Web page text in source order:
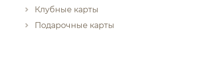
Клубные карты
Подарочные карты